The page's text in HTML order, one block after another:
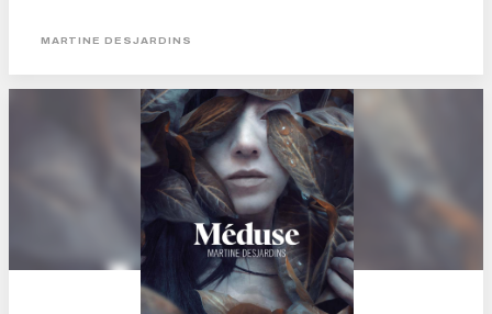
traite ici de la violence et de la conduite féminine avec une froideur et un
protagoniste principale...
MARTINE DESJARDINS